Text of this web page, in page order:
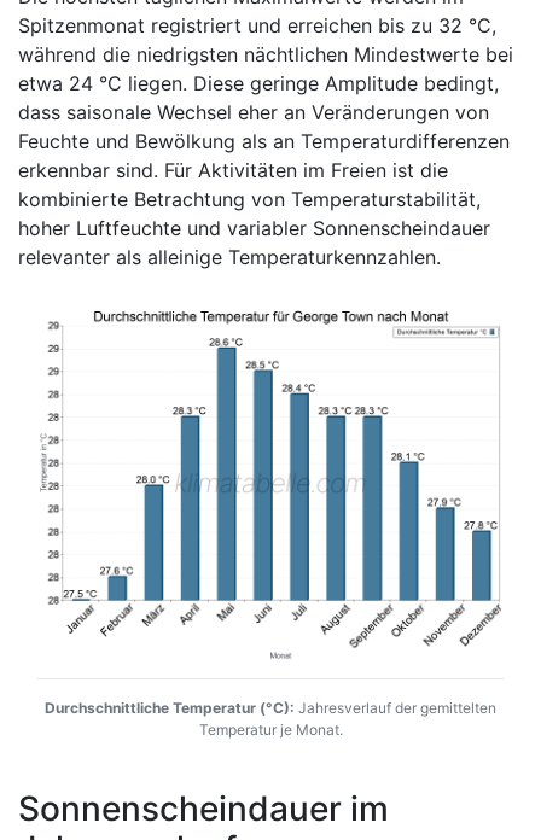
Spitzenmonat registriert und erreichen bis zu 32 °C,
während die niedrigsten nächtlichen Mindestwerte bei
etwa 24 °C liegen. Diese geringe Amplitude bedingt,
dass saisonale Wechsel eher an Veränderungen von
Feuchte und Bewölkung als an Temperaturdifferenzen
erkennbar sind. Für Aktivitäten im Freien ist die
kombinierte Betrachtung von Temperaturstabilität,
hoher Luftfeuchte und variabler Sonnenscheindauer
relevanter als alleinige Temperaturkennzahlen.
Durchschnittliche Temperatur (°C): Jahresverlauf der gemittelten
Temperatur je Monat.
Sonnenscheindauer im